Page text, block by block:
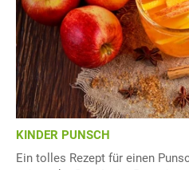
KINDER PUNSCH
Ein tolles Rezept für einen